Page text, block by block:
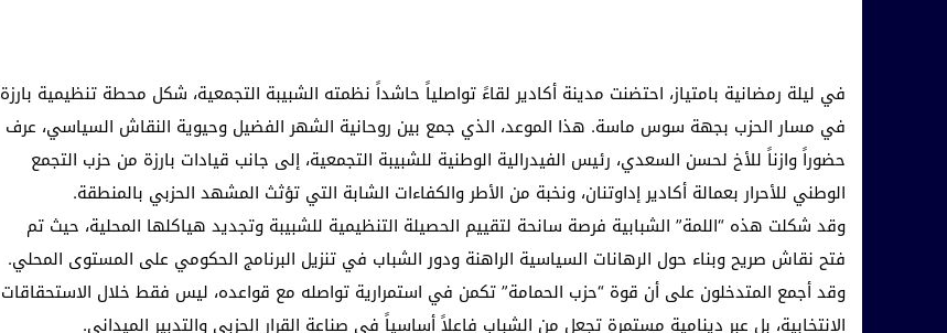
في ليلة رمضانية بامتياز، احتضنت مدينة أكادير لقاءً تواصلياً حاشداً نظمته الشبيبة التجمعية، شكل محطة تنظيمية بارزة
في مسار الحزب بجهة سوس ماسة. هذا الموعد، الذي جمع بين روحانية الشهر الفضيل وحيوية النقاش السياسي، عرف
حضوراً وازناً للأخ لحسن السعدي، رئيس الفيدرالية الوطنية للشبيبة التجمعية، إلى جانب قيادات بارزة من حزب التجمع
الوطني للأحرار بعمالة أكادير إداوتنان، ونخبة من الأطر والكفاءات الشابة التي تؤثث المشهد الحزبي بالمنطقة.
وقد شكلت هذه “اللمة” الشبابية فرصة سانحة لتقييم الحصيلة التنظيمية للشبيبة وتجديد هياكلها المحلية، حيث تم
فتح نقاش صريح وبناء حول الرهانات السياسية الراهنة ودور الشباب في تنزيل البرنامج الحكومي على المستوى المحلي.
وقد أجمع المتدخلون على أن قوة “حزب الحمامة” تكمن في استمرارية تواصله مع قواعده، ليس فقط خلال الاستحقاقات
الانتخابية، بل عبر دينامية مستمرة تجعل من الشباب فاعلاً أساسياً في صناعة القرار الحزبي والتدبير الميداني.